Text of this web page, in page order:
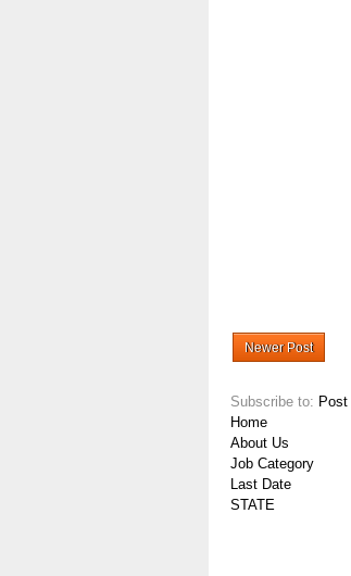
Newer Post
Subscribe to:
Home
About Us
Job Category
Last Date
STATE